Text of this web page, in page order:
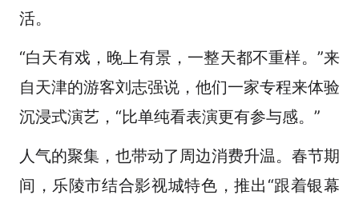
活。
“白天有戏，晚上有景，一整天都不重样。”来
自天津的游客刘志强说，他们一家专程来体验
沉浸式演艺，“比单纯看表演更有参与感。”
人气的聚集，也带动了周边消费升温。春节期
间，乐陵市结合影视城特色，推出“跟着银幕